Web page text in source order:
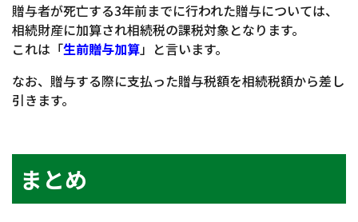
贈与者が死亡する3年前までに行われた贈与については、
相続財産に加算され相続税の課税対象となります。
これは「生前贈与加算」と言います。
なお、贈与する際に支払った贈与税額を相続税額から差し
引きます。
まとめ